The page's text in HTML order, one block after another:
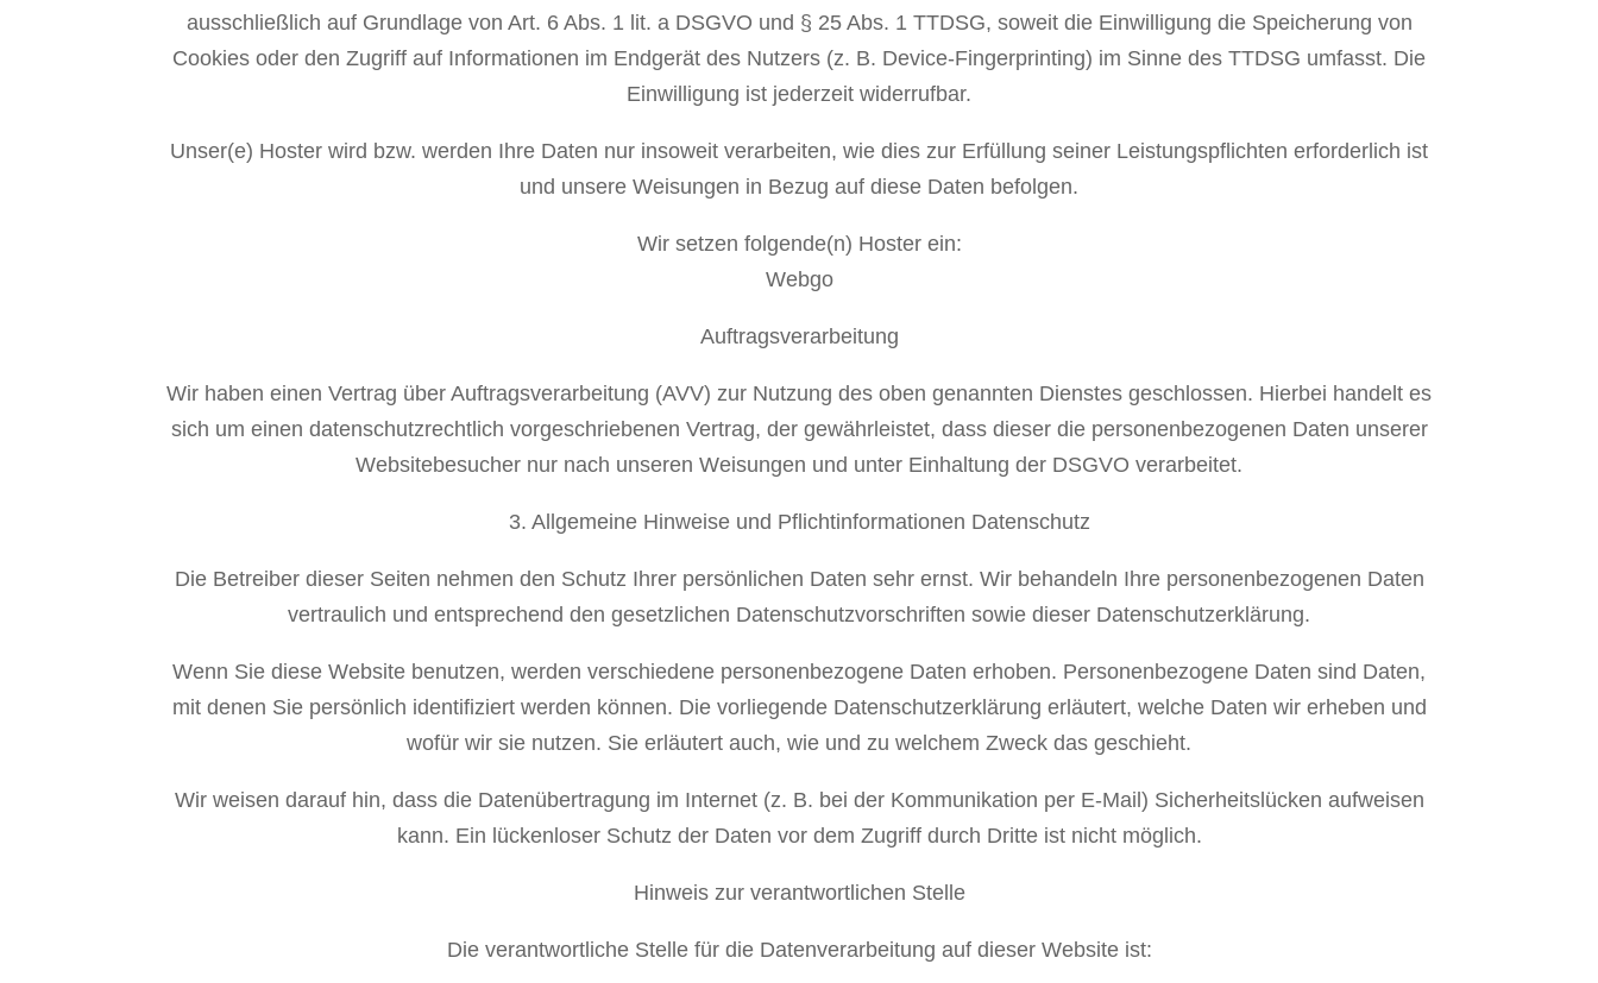
ausschließlich auf Grundlage von Art. 6 Abs. 1 lit. a DSGVO und § 25 Abs. 1 TTDSG, soweit die Einwilligung die Speicherung von
Cookies oder den Zugriff auf Informationen im Endgerät des Nutzers (z. B. Device-Fingerprinting) im Sinne des TTDSG umfasst. Die
Einwilligung ist jederzeit widerrufbar.
Unser(e) Hoster wird bzw. werden Ihre Daten nur insoweit verarbeiten, wie dies zur Erfüllung seiner Leistungspflichten erforderlich ist
und unsere Weisungen in Bezug auf diese Daten befolgen.
Wir setzen folgende(n) Hoster ein:
Webgo
Auftragsverarbeitung
Wir haben einen Vertrag über Auftragsverarbeitung (AVV) zur Nutzung des oben genannten Dienstes geschlossen. Hierbei handelt es
sich um einen datenschutzrechtlich vorgeschriebenen Vertrag, der gewährleistet, dass dieser die personenbezogenen Daten unserer
Websitebesucher nur nach unseren Weisungen und unter Einhaltung der DSGVO verarbeitet.
3. Allgemeine Hinweise und Pflichtinformationen Datenschutz
Die Betreiber dieser Seiten nehmen den Schutz Ihrer persönlichen Daten sehr ernst. Wir behandeln Ihre personenbezogenen Daten
vertraulich und entsprechend den gesetzlichen Datenschutzvorschriften sowie dieser Datenschutzerklärung.
Wenn Sie diese Website benutzen, werden verschiedene personenbezogene Daten erhoben. Personenbezogene Daten sind Daten,
mit denen Sie persönlich identifiziert werden können. Die vorliegende Datenschutzerklärung erläutert, welche Daten wir erheben und
wofür wir sie nutzen. Sie erläutert auch, wie und zu welchem Zweck das geschieht.
Wir weisen darauf hin, dass die Datenübertragung im Internet (z. B. bei der Kommunikation per E-Mail) Sicherheitslücken aufweisen
kann. Ein lückenloser Schutz der Daten vor dem Zugriff durch Dritte ist nicht möglich.
Hinweis zur verantwortlichen Stelle
Die verantwortliche Stelle für die Datenverarbeitung auf dieser Website ist: